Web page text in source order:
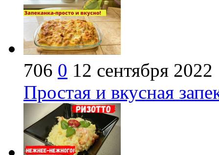
706 0 12 сентября 2022
Простая и вкусная